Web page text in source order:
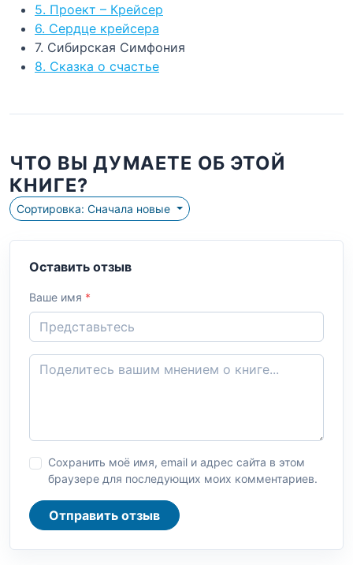
5. Проект – Крейсер
6. Сердце крейсера
7. Сибирская Симфония
8. Сказка о счастье
ЧТО ВЫ ДУМАЕТЕ ОБ ЭТОЙ
КНИГЕ?
Сортировка: Сначала новые
Оставить отзыв
Ваше имя *
Сохранить моё имя, email и адрес сайта в этом
браузере для последующих моих комментариев.
Отправить отзыв